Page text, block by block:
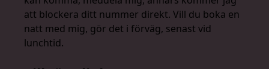
att blockera ditt nummer direkt. Vill du boka en
natt med mig, gör det i förväg, senast vid
lunchtid.